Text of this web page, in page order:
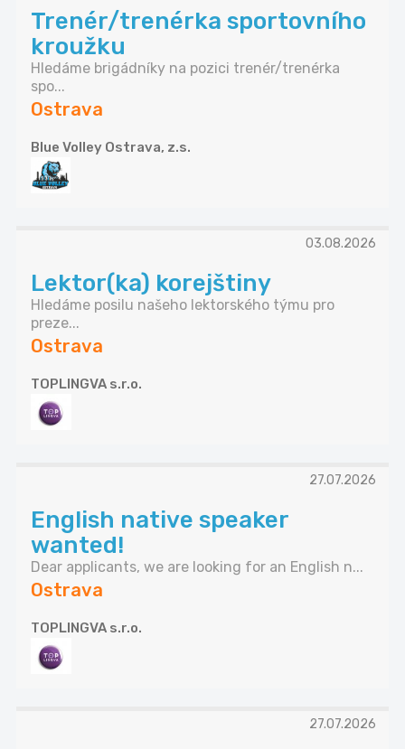
Trenér/trenérka sportovního
kroužku
Hledáme brigádníky na pozici trenér/trenérka
spo...
Ostrava
Blue Volley Ostrava, z.s.
03.08.2026
Lektor(ka) korejštiny
Hledáme posilu našeho lektorského týmu pro
preze...
Ostrava
TOPLINGVA s.r.o.
27.07.2026
English native speaker
wanted!
Dear applicants, we are looking for an English n...
Ostrava
TOPLINGVA s.r.o.
27.07.2026